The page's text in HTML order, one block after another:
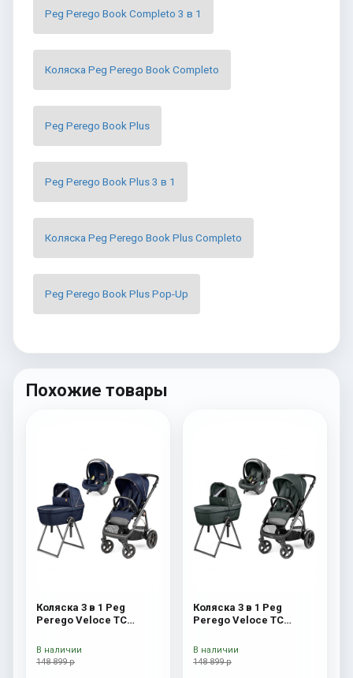
Peg Perego Book Completo 3 в 1
Коляска Peg Perego Book Completo
Peg Perego Book Plus
Peg Perego Book Plus 3 в 1
Коляска Peg Perego Book Plus Completo
Peg Perego Book Plus Pop-Up
Похожие товары
Коляска 3 в 1 Peg
Perego Veloce TC
Shine New
148 899 р
В наличии
Коляска 3 в 1 Peg
Perego Veloce TC
New
148 899 р
В наличии